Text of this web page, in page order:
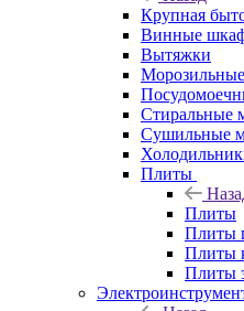
Крупная
Винные
Вытяжки
Стиральные
Сушильные
Плиты
Плиты
Плиты
Плиты
Плиты